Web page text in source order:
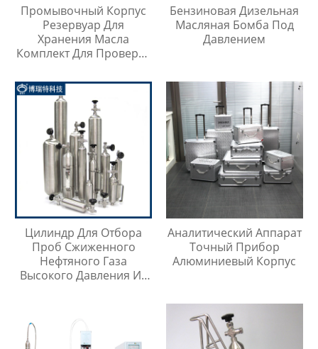
Промывочный Корпус
Резервуар Для
Хранения Масла
Комплект Для Проверки
Бензиновая Дизельная
Масляная Бомба Под
Давлением
Цилиндр Для Отбора
Проб Сжиженного
Нефтяного Газа
Высокого Давления Из
Аналитический Аппарат
Точный Прибор
Алюминиевый Корпус